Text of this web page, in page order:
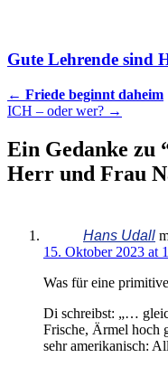
Gute Lehrende sind
Artikel
Navigation
← Friede beginnt daheim
ICH – oder wer? →
Ein Gedanke zu
Herr und Frau
Hans Udall
15. Oktober 2023 at
Was für eine
Di schreibst: „…
Frische, Ärmel hoch
sehr amerikanisch: